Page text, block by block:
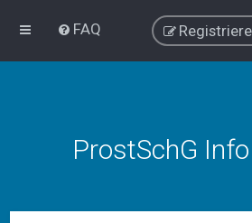
FAQ
ProstSchG